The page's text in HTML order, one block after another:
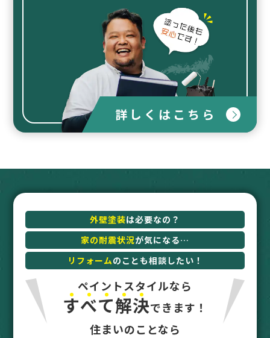
詳しくはこちら
外壁塗装は必要なの？
家の耐震状況が気になる…
リフォームのことも相談したい！
ペイントスタイルなら
すべて解決できます！
住まいのことなら